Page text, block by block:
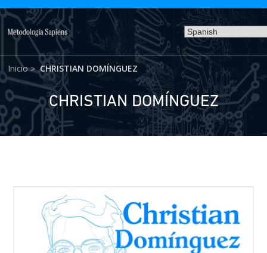
Inicio>CHRISTIAN DOMÍNGUEZ
CHRISTIAN DOMÍNGUEZ